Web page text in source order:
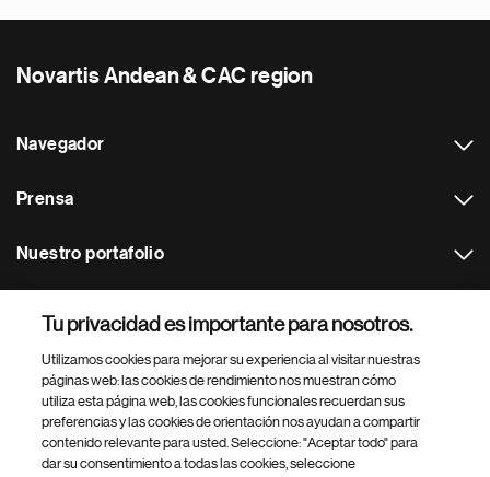
Novartis Andean & CAC region
Navegador
Prensa
Nuestro portafolio
Footer Site Search
Tu privacidad es importante para nosotros.
Utilizamos cookies para mejorar su experiencia al visitar nuestras
páginas web: las cookies de rendimiento nos muestran cómo
utiliza esta página web, las cookies funcionales recuerdan sus
preferencias y las cookies de orientación nos ayudan a compartir
contenido relevante para usted. Seleccione: "Aceptar todo" para
dar su consentimiento a todas las cookies, seleccione